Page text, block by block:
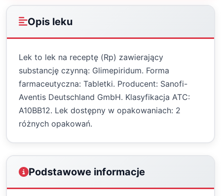
Opis leku
Lek to lek na receptę (Rp) zawierający
substancję czynną: Glimepiridum. Forma
farmaceutyczna: Tabletki. Producent: Sanofi-
Aventis Deutschland GmbH. Klasyfikacja ATC:
A10BB12. Lek dostępny w opakowaniach: 2
różnych opakowań.
Podstawowe informacje